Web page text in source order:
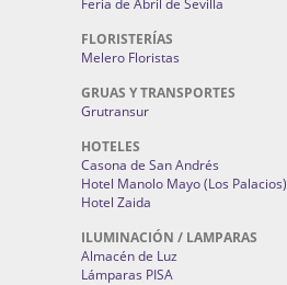
Feria de Abril de Sevilla
FLORISTERÍAS
Melero Floristas
GRUAS Y TRANSPORTES
Grutransur
HOTELES
Casona de San Andrés
Hotel Manolo Mayo (Los Palacios)
Hotel Zaida
ILUMINACIÓN / LAMPARAS
Almacén de Luz
Lámparas PISA